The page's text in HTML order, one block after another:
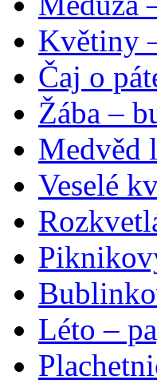
Květiny
Čaj o
Žába –
Medvěd
Veselé
Léto –